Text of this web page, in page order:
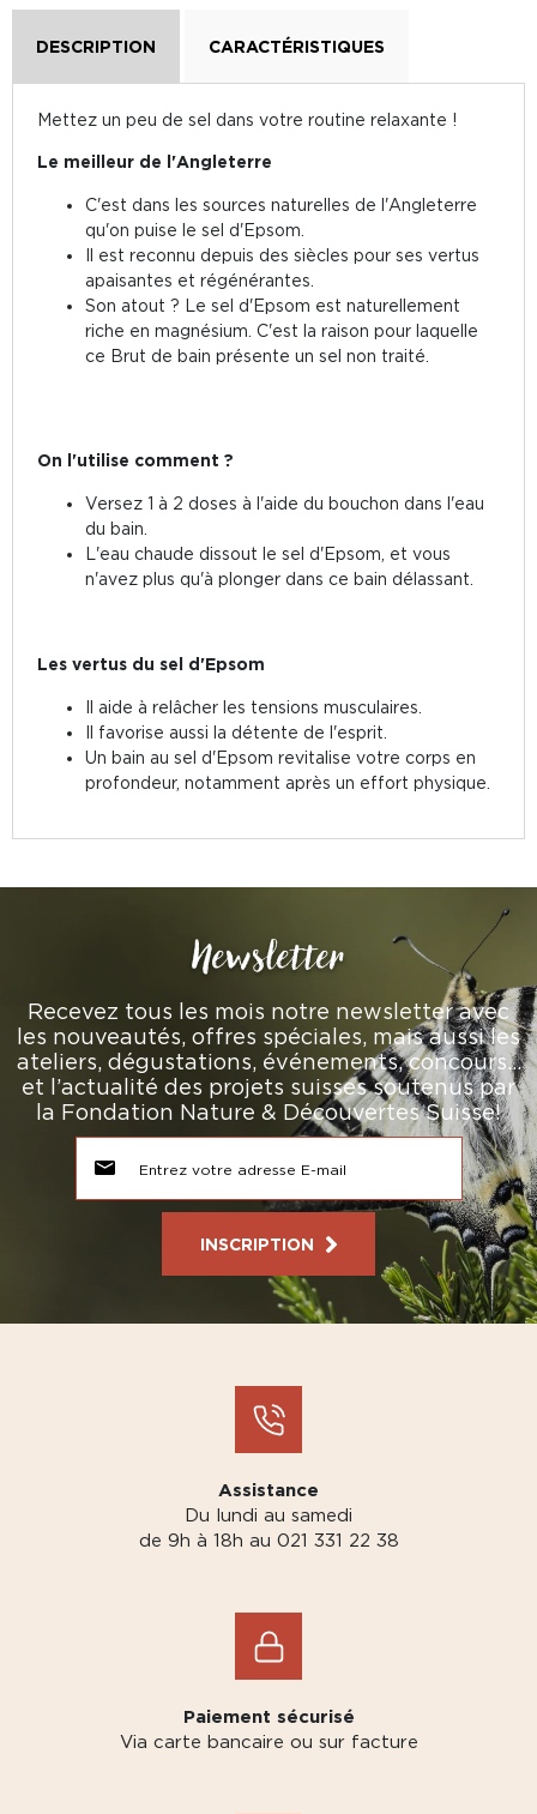
DESCRIPTION CARACTÉRISTIQUES
Mettez un peu de sel dans votre routine relaxante !
Le meilleur de l'Angleterre
C'est dans les sources naturelles de l'Angleterre
qu'on puise le sel d'Epsom.
Il est reconnu depuis des siècles pour ses vertus
apaisantes et régénérantes.
Son atout ? Le sel d'Epsom est naturellement
riche en magnésium. C'est la raison pour laquelle
ce Brut de bain présente un sel non traité.
On l'utilise comment ?
Versez 1 à 2 doses à l'aide du bouchon dans l'eau
du bain.
L'eau chaude dissout le sel d'Epsom, et vous
n'avez plus qu'à plonger dans ce bain délassant.
Les vertus du sel d'Epsom
Il aide à relâcher les tensions musculaires.
Il favorise aussi la détente de l'esprit.
Un bain au sel d'Epsom revitalise votre corps en
profondeur, notamment après un effort physique.
Newsletter
Recevez tous les mois notre newsletter avec
les nouveautés, offres spéciales, mais aussi les
ateliers, dégustations, événements, concours…
et l’actualité des projets suisses soutenus par
la Fondation Nature & Découvertes Suisse!
INSCRIPTION
Assistance
Du lundi au samedi
de 9h à 18h au 021 331 22 38
Paiement sécurisé
Via carte bancaire ou sur facture